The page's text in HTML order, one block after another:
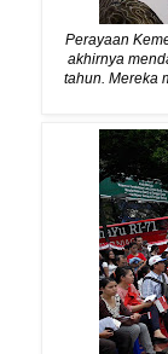
Perayaan
akhirnya
tahun. Mereka